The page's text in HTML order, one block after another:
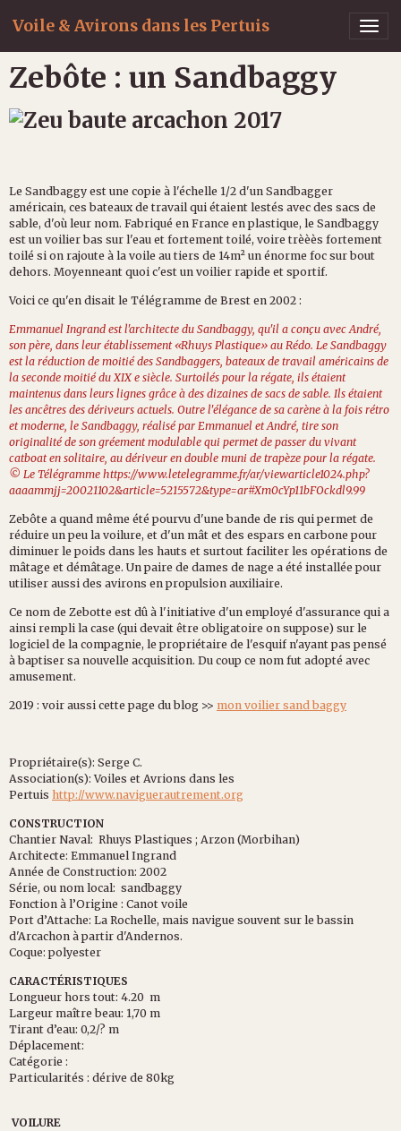
Voile & Avirons dans les Pertuis
Zebôte : un Sandbaggy
Le Sandbaggy est une copie à l'échelle 1/2 d'un Sandbagger
américain, ces bateaux de travail qui étaient lestés avec des sacs de
sable, d'où leur nom. Fabriqué en France en plastique, le Sandbaggy
est un voilier bas sur l'eau et fortement toilé, voire trèèès fortement
toilé si on rajoute à la voile au tiers de 14m² un énorme foc sur bout
dehors. Moyenneant quoi c'est un voilier rapide et sportif.
Voici ce qu'en disait le Télégramme de Brest en 2002 :
Emmanuel Ingrand est l'architecte du Sandbaggy, qu'il a conçu avec André,
son père, dans leur établissement «Rhuys Plastique» au Rédo. Le Sandbaggy
est la réduction de moitié des Sandbaggers, bateaux de travail américains de
la seconde moitié du XIX e siècle. Surtoilés pour la régate, ils étaient
maintenus dans leurs lignes grâce à des dizaines de sacs de sable. Ils étaient
les ancêtres des dériveurs actuels. Outre l'élégance de sa carène à la fois rétro
et moderne, le Sandbaggy, réalisé par Emmanuel et André, tire son
originalité de son gréement modulable qui permet de passer du vivant
catboat en solitaire, au dériveur en double muni de trapèze pour la régate.
© Le Télégramme https://www.letelegramme.fr/ar/viewarticle1024.php?
aaaammjj=20021102&article=5215572&type=ar#Xm0cYp11bFOckdl9.99
Zebôte a quand même été pourvu d'une bande de ris qui permet de
réduire un peu la voilure, et d'un mât et des espars en carbone pour
diminuer le poids dans les hauts et surtout faciliter les opérations de
mâtage et démâtage. Un paire de dames de nage a été installée pour
utiliser aussi des avirons en propulsion auxiliaire.
Ce nom de Zebotte est dû à l'initiative d'un employé d'assurance qui a
ainsi rempli la case (qui devait être obligatoire on suppose) sur le
logiciel de la compagnie, le propriétaire de l'esquif n'ayant pas pensé
à baptiser sa nouvelle acquisition. Du coup ce nom fut adopté avec
amusement.
2019 : voir aussi cette page du blog >> mon voilier sand baggy
Propriétaire(s): Serge C.
Association(s): Voiles et Avrions dans les
Pertuis http://www.naviguerautrement.org
CONSTRUCTION
Chantier Naval: Rhuys Plastiques ; Arzon (Morbihan)
Architecte: Emmanuel Ingrand
Année de Construction: 2002
Série, ou nom local: sandbaggy
Fonction à l’Origine : Canot voile
Port d’Attache: La Rochelle, mais navigue souvent sur le bassin
d'Arcachon à partir d'Andernos.
Coque: polyester
CARACTÉRISTIQUES
Longueur hors tout: 4.20 m
Largeur maître beau: 1,70 m
Tirant d’eau: 0,2/? m
Déplacement:
Catégorie :
Particularités : dérive de 80kg
VOILURE